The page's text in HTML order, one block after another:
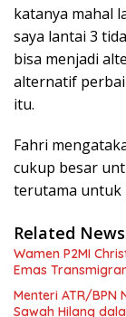
katanya mahal
saya lantai 3
bisa menjadi
alternatif
itu.
Fahri
cukup besar
terutama untuk
Related News
Wamen P2MI
Emas
Menteri ATR/BPN
Sawah Hilang